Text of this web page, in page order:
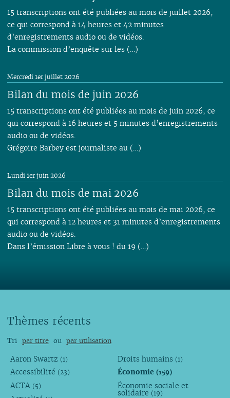
15 transcriptions ont été publiées au mois de juillet 2026,
ce qui correspond à 14 heures et 42 minutes
d’enregistrements audio ou de vidéos.
La commission d’enquête sur les (…)
Bilan du mois de juin 2026
Mercredi 1er juillet 2026
15 transcriptions ont été publiées au mois de juin 2026, ce
qui correspond à 16 heures et 5 minutes d’enregistrements
audio ou de vidéos.
Grégoire Barbey est journaliste au (…)
Bilan du mois de mai 2026
Lundi 1er juin 2026
15 transcriptions ont été publiées au mois de mai 2026, ce
qui correspond à 12 heures et 31 minutes d’enregistrements
audio ou de vidéos.
Dans l’émission Libre à vous ! du 19 (…)
Thèmes récents
Tri par titre ou par utilisation
Aaron Swartz (1)
Accessibilité (23)
ACTA (5)
Droits humains (1)
Économie(159)
Économie sociale et
solidaire (19)